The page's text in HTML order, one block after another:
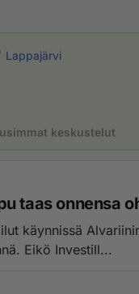
Lappajärvi
keskustelut
taas onnensa
käynnissä
Eikö Investill...